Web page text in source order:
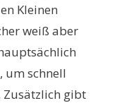
Kleinen
weiß aber
um schnell
Zusätzlich gibt